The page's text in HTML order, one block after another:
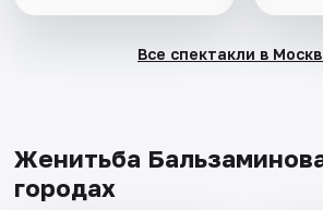
Все спектакли в
Женитьба
городах